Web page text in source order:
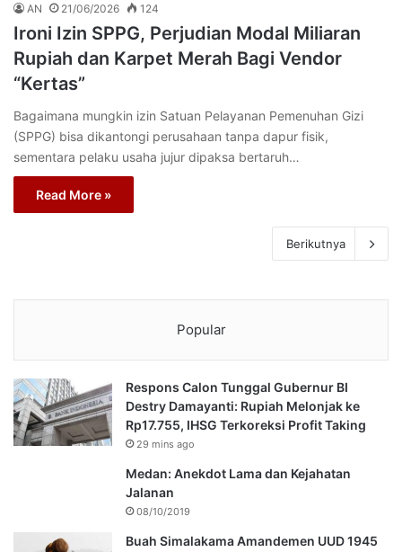
AN 21/06/2026 124
Ironi Izin SPPG, Perjudian Modal Miliaran
Rupiah dan Karpet Merah Bagi Vendor
“Kertas”
Bagaimana mungkin izin Satuan Pelayanan Pemenuhan Gizi
(SPPG) bisa dikantongi perusahaan tanpa dapur fisik,
sementara pelaku usaha jujur dipaksa bertaruh…
Read More »
Berikutnya
Popular
Respons Calon Tunggal Gubernur BI
Destry Damayanti: Rupiah Melonjak ke
Rp17.755, IHSG Terkoreksi Profit Taking
29 mins ago
Medan: Anekdot Lama dan Kejahatan
Jalanan
08/10/2019
Buah Simalakama Amandemen UUD 1945